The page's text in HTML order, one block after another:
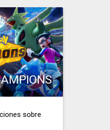
sobre